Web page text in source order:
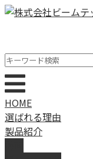
HOME
選ばれる理由
製品紹介